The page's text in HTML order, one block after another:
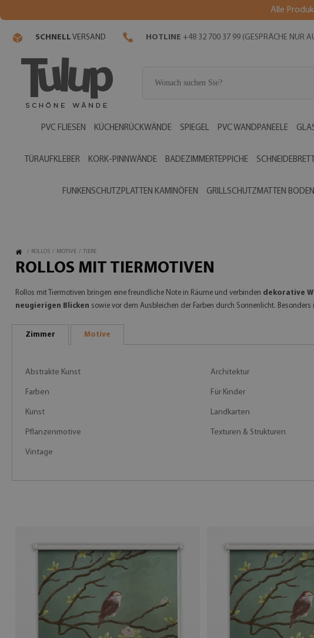
Alle
SCHNELL VERSAND HOTLINE +48 32 700 37 99 (GESPRÄCHE NUR
PVC FLIESEN KÜCHENRÜCKWÄNDE SPIEGEL PVC WANDPANEELE
TÜRAUFKLEBER KORK-PINNWÄNDE BADEZIMMERTEPPICHE
FUNKENSCHUTZPLATTEN KAMINÖFEN GRILLSCHUTZMATTEN BODEN
/ ROLLOS / MOTIVE / TIERE
ROLLOS MIT TIERMOTIVEN
Rollos mit Tiermotiven bringen eine freundliche Note in Räume und verbinden dekorative
neugierigen Blicken sowie vor dem Ausbleichen der Farben durch Sonnenlicht.
Zimmer Motive
Abstrakte Kunst Architektur
Farben Für Kinder
Kunst Landkarten
Pflanzenmotive Texturen & Strukturen
Vintage